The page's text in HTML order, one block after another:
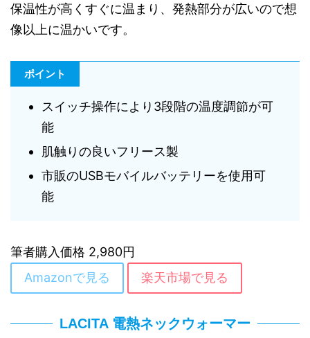
保温性が高くすぐに温まり、発熱部分が広いので想
像以上に温かいです。
ポイント
スイッチ操作により3段階の温度調節が可
能
肌触りの良いフリース製
市販のUSBモバイルバッテリーを使用可
能
筆者購入価格 2,980円
Amazonで見る
楽天市場で見る
LACITA 電熱ネックウォーマー